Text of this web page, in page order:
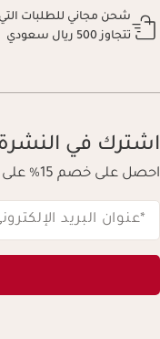
شحن مجاني للطلبات التي
تتجاوز 500 ريال سعودي
اشترك في النشرة
احصل على خصم 15% على أول طلب لك
*عنوان البريد